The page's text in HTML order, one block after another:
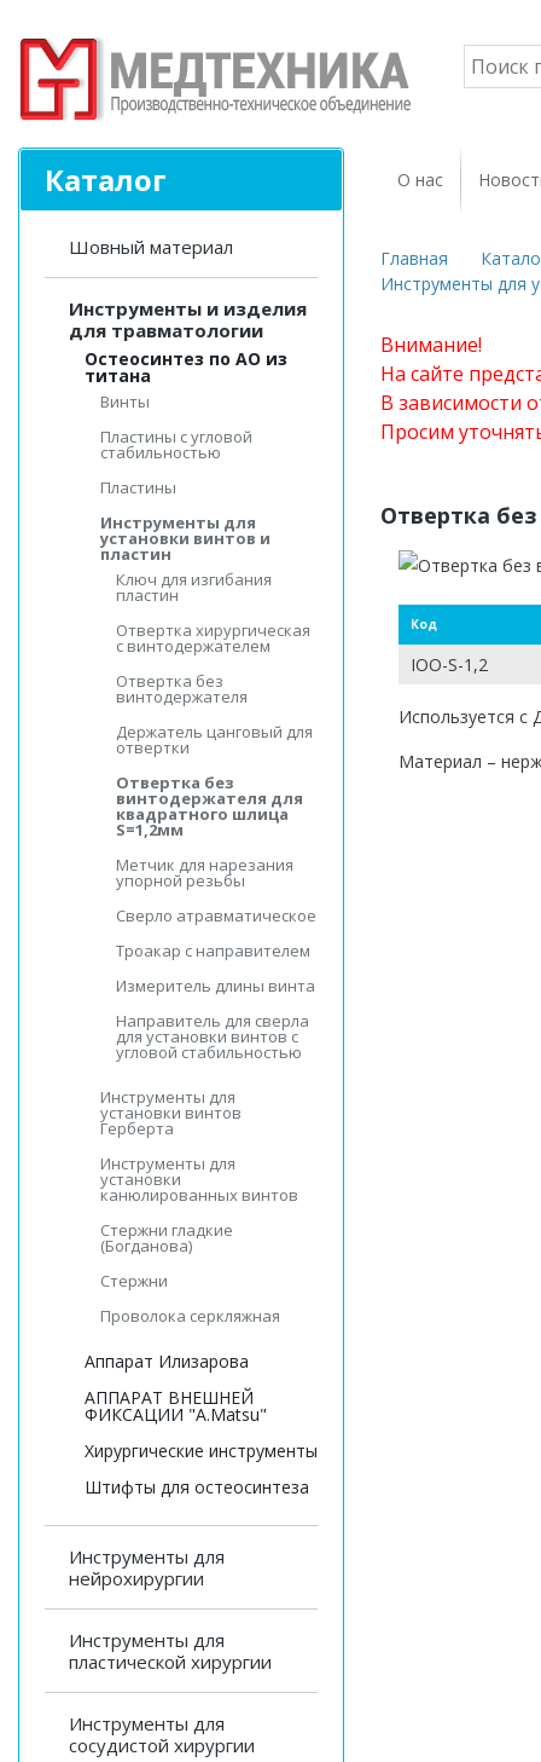
Каталог
Шовный материал
Инструменты и изделия
для травматологии
Остеосинтез по АО из
титана
Винты
Пластины с угловой
стабильностью
Пластины
Инструменты для
установки винтов и
пластин
Ключ для изгибания
пластин
Отвертка хирургическая
с винтодержателем
Отвертка без
винтодержателя
Держатель цанговый для
отвертки
Отвертка без
винтодержателя для
квадратного шлица
S=1,2мм
Метчик для нарезания
упорной резьбы
Сверло атравматическое
Троакар с направителем
Измеритель длины винта
Направитель для сверла
для установки винтов с
угловой стабильностью
Инструменты для
установки винтов
Герберта
Инструменты для
установки
канюлированных винтов
Стержни гладкие
(Богданова)
Стержни
Проволока серкляжная
Аппарат Илизарова
АППАРАТ ВНЕШНЕЙ
ФИКСАЦИИ "A.Matsu"
Хирургические инструменты
Штифты для остеосинтеза
Инструменты для
нейрохирургии
Инструменты для
пластической хирургии
Инструменты для
сосудистой хирургии
О нас
Главная
Инструменты для
Внимание!
На сайте
В зависимости
Просим
Отвертка
Код
IOO-S-1,2
Используется с
Материал –